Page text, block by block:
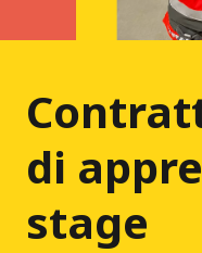
di
stage